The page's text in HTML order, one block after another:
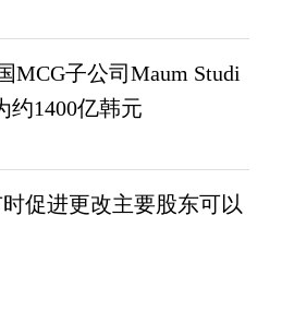
MCG子公司Maum Studi
约1400亿韩元
促进更改主要股东可以